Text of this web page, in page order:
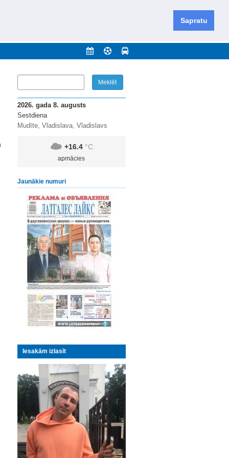
Sapratu
novadu un apkārtējos novadus un pilsētas.
2026. gada 8. augusts
Sestdiena
Mudīte, Vladislava, Vladislavs
+16.4 °C
apmācies
Jaunākie numuri
Iesakām izlasīt